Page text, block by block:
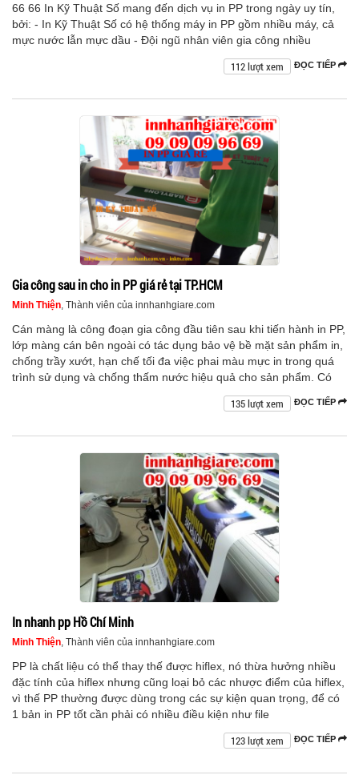
66 66 In Kỹ Thuật Số mang đến dịch vụ in PP trong ngày uy tín,
bởi: - In Kỹ Thuật Số có hệ thống máy in PP gồm nhiều máy, cả
mực nước lẫn mực dầu - Đội ngũ nhân viên gia công nhiều
ĐỌC TIẾP
112 lượt xem
Gia công sau in cho in PP giá rẻ tại TP.HCM
Minh Thiện, Thành viên của innhanhgiare.com
Cán màng là công đoạn gia công đầu tiên sau khi tiến hành in PP,
lớp màng cán bên ngoài có tác dụng bảo vệ bề mặt sản phẩm in,
chống trầy xướt, hạn chế tối đa việc phai màu mực in trong quá
trình sử dụng và chống thấm nước hiệu quả cho sản phẩm. Có
ĐỌC TIẾP
135 lượt xem
In nhanh pp Hồ Chí Minh
Minh Thiện, Thành viên của innhanhgiare.com
PP là chất liệu có thể thay thế được hiflex, nó thừa hưởng nhiều
đặc tính của hiflex nhưng cũng loại bỏ các nhược điểm của hiflex,
vì thế PP thường được dùng trong các sự kiện quan trọng, để có
1 bản in PP tốt cần phải có nhiều điều kiện như file
ĐỌC TIẾP
123 lượt xem